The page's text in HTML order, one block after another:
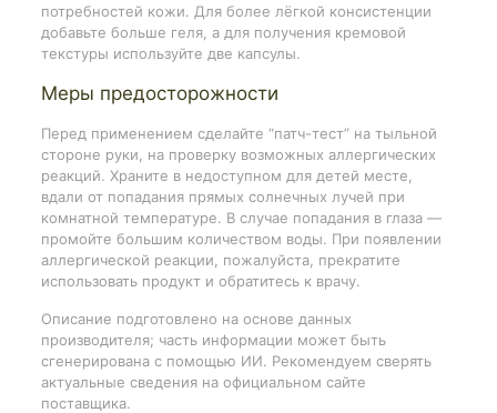
потребностей кожи. Для более лёгкой консистенции
добавьте больше геля, а для получения кремовой
текстуры используйте две капсулы.
Меры предосторожности
Перед применением сделайте “патч-тест” на тыльной
стороне руки, на проверку возможных аллергических
реакций. Храните в недоступном для детей месте,
вдали от попадания прямых солнечных лучей при
комнатной температуре. В случае попадания в глаза —
промойте большим количеством воды. При появлении
аллергической реакции, пожалуйста, прекратите
использовать продукт и обратитесь к врачу.
Описание подготовлено на основе данных
производителя; часть информации может быть
сгенерирована с помощью ИИ. Рекомендуем сверять
актуальные сведения на официальном сайте
поставщика.